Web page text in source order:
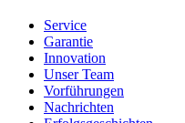
Service
Garantie
Innovation
Unser Team
Vorführungen
Nachrichten